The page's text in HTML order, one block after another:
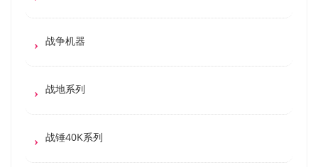
战争机器
战地系列
战锤40K系列